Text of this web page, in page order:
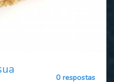
0 respostas